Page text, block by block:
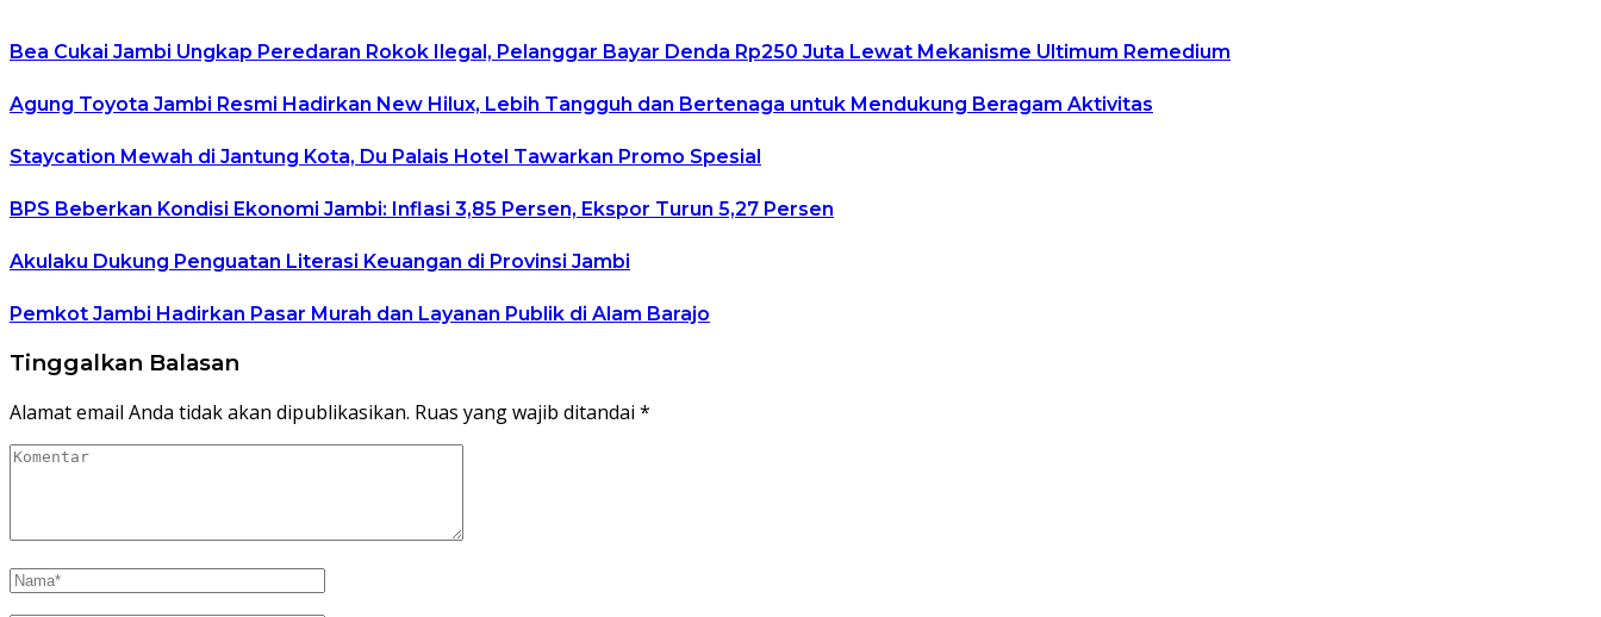
Bea Cukai Jambi Ungkap Peredaran Rokok Ilegal, Pelanggar Bayar Denda Rp250 Juta Lewat Mekanisme Ultimum Remedium
Agung Toyota Jambi Resmi Hadirkan New Hilux, Lebih Tangguh dan Bertenaga untuk Mendukung Beragam Aktivitas
Staycation Mewah di Jantung Kota, Du Palais Hotel Tawarkan Promo Spesial
BPS Beberkan Kondisi Ekonomi Jambi: Inflasi 3,85 Persen, Ekspor Turun 5,27 Persen
Akulaku Dukung Penguatan Literasi Keuangan di Provinsi Jambi
Pemkot Jambi Hadirkan Pasar Murah dan Layanan Publik di Alam Barajo
Tinggalkan Balasan
Alamat email Anda tidak akan dipublikasikan. Ruas yang wajib ditandai *